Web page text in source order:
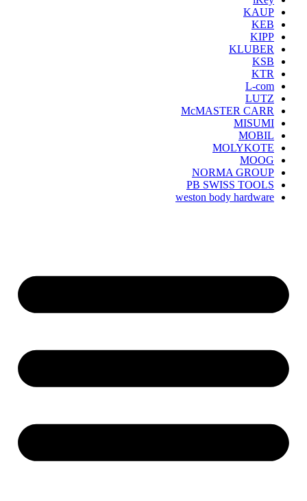
KAUP
KEB
KIPP
KLUBER
KSB
KTR
L-com
LUTZ
McMASTER CARR
MISUMI
MOBIL
MOLYKOTE
MOOG
NORMA GROUP
PB SWISS TOOLS
weston body hardware